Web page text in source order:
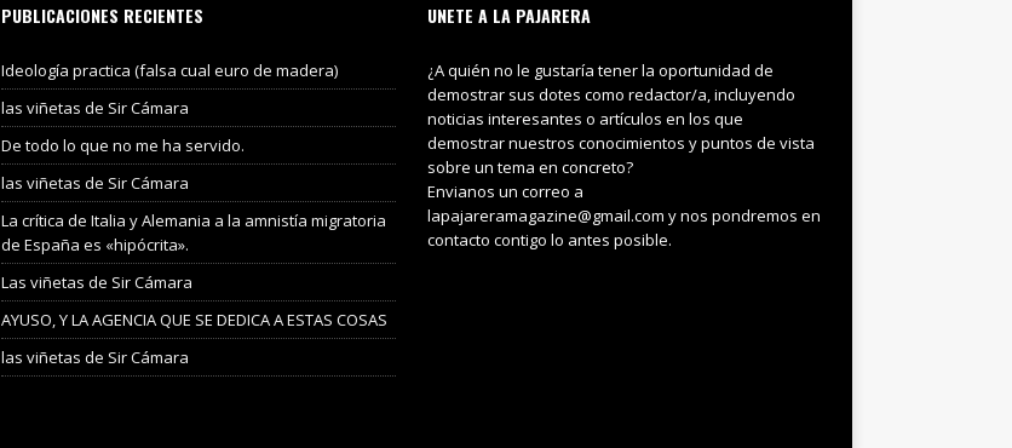
PUBLICACIONES RECIENTES
Ideología practica (falsa cual euro de madera)
las viñetas de Sir Cámara
De todo lo que no me ha servido.
las viñetas de Sir Cámara
La crítica de Italia y Alemania a la amnistía migratoria
de España es «hipócrita».
Las viñetas de Sir Cámara
AYUSO, Y LA AGENCIA QUE SE DEDICA A ESTAS COSAS
las viñetas de Sir Cámara
UNETE A LA PAJARERA
¿A quién no le gustaría tener la oportunidad de
demostrar sus dotes como redactor/a, incluyendo
noticias interesantes o artículos en los que
demostrar nuestros conocimientos y puntos de vista
sobre un tema en concreto?
Envianos un correo a
lapajareramagazine@gmail.com y nos pondremos en
contacto contigo lo antes posible.